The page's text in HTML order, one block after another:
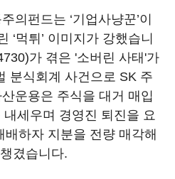
의펀드는 ‘기업사냥꾼’이
‘먹튀’ 이미지가 강했습니
가 겪은 '소버린 사태'가
분식회계 사건으로 SK 주
운용은 주식을 대거 매입
세우며 경영진 퇴진을 요
하자 지분을 전량 매각해
겼습니다.